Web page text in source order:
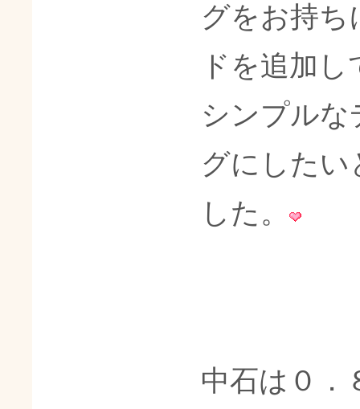
グをお持
ドを追加し
シンプル
グにしたい
した。
中石は０．